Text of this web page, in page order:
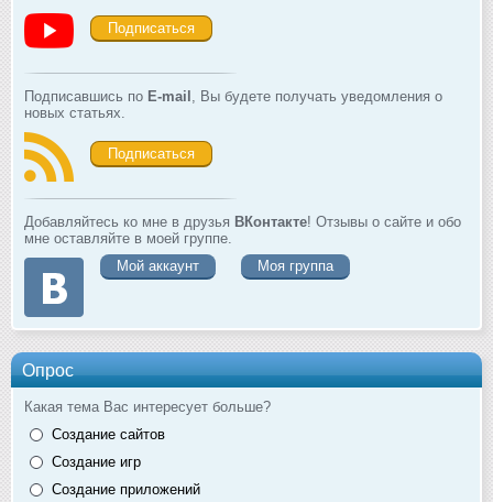
Подписаться
Подписавшись по E-mail , Вы будете получать уведомления о
новых статьях.
Подписаться
Добавляйтесь ко мне в друзья ВКонтакте! Отзывы о сайте и обо
мне оставляйте в моей группе.
Мой аккаунт
Моя группа
Опрос
Какая тема Вас интересует больше?
Создание сайтов
Создание игр
Создание приложений